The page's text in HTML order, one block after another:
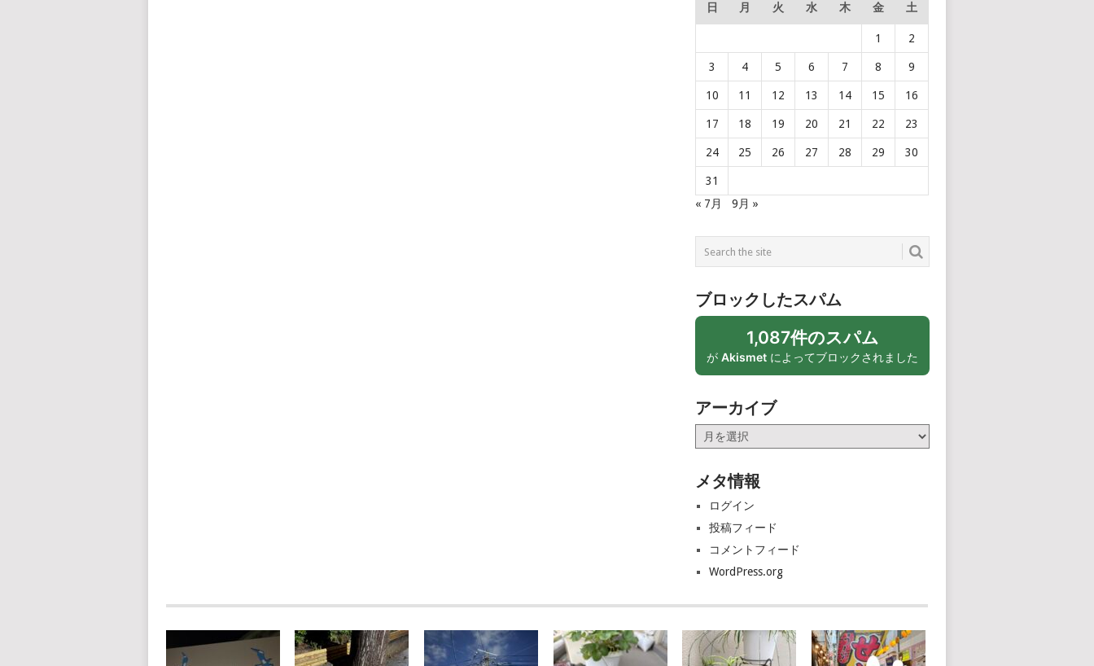
日 月 火 水 木 金 土
1 2
3 4 5 6 7 8 9
10 11 12 13 14 15 16
17 18 19 20 21 22 23
24 25 26 27 28 29 30
31
« 7月
9月 »
ブロックしたスパム
1,087件のスパム
がAkismet によってブロックされました
アーカイブ
ア
ー
イ
メタ情報
ログイン
投稿フィード
コメントフィード
WordPress.org